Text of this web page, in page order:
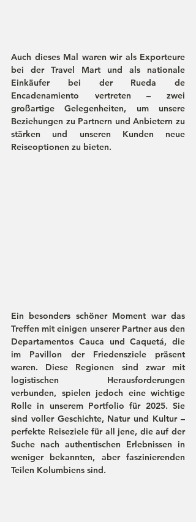
Auch dieses Mal waren wir als Exporteure
bei der Travel Mart und als nationale
Einkäufer bei der Rueda de
Encadenamiento vertreten – zwei
großartige Gelegenheiten, um unsere
Beziehungen zu Partnern und Anbietern zu
stärken und unseren Kunden neue
Reiseoptionen zu bieten.
Ein besonders schöner Moment war das
Treffen mit einigen unserer Partner aus den
Departamentos Cauca und Caquetá, die
im Pavillon der Friedensziele präsent
waren. Diese Regionen sind zwar mit
logistischen Herausforderungen
verbunden, spielen jedoch eine wichtige
Rolle in unserem Portfolio für 2025. Sie
sind voller Geschichte, Natur und Kultur –
perfekte Reiseziele für all jene, die auf der
Suche nach authentischen Erlebnissen in
weniger bekannten, aber faszinierenden
Teilen Kolumbiens sind.